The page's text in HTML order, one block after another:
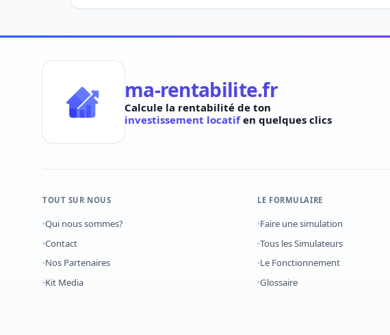
ma-rentabilite.fr
Calcule la rentabilité de ton
investissement locatifen quelques clics
TOUT SUR NOUS
Qui nous sommes?
Contact
Nos Partenaires
Kit Media
LE FORMULAIRE
Faire une simulation
Tous les Simulateurs
Le Fonctionnement
Glossaire